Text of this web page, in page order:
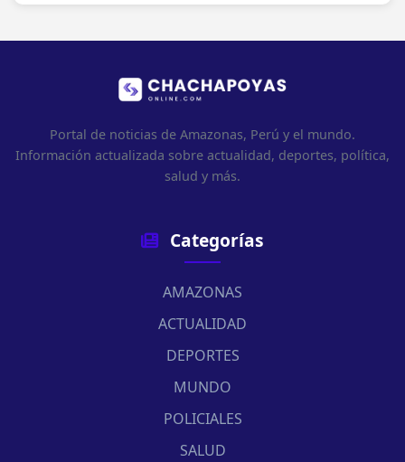
Portal de noticias de Amazonas, Perú y el mundo.
Información actualizada sobre actualidad, deportes, política,
salud y más.
Categorías
AMAZONAS
ACTUALIDAD
DEPORTES
MUNDO
POLICIALES
SALUD